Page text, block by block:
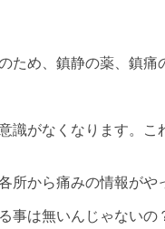
め、鎮静の薬、鎮
がなくなります。
から痛みの情報がや
は無いんじゃない